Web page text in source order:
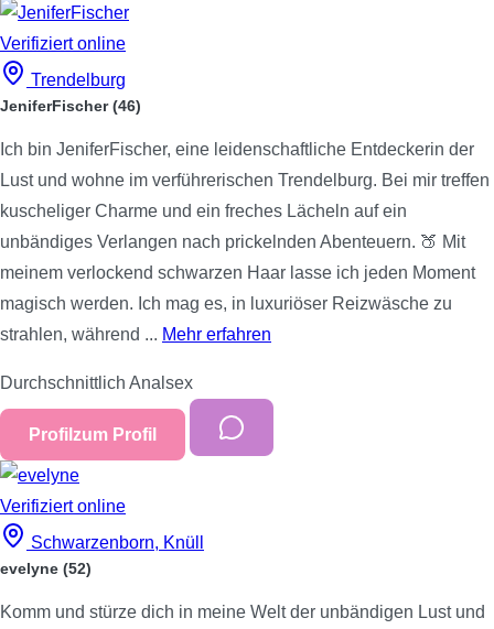
Verifiziertonline
Trendelburg
JeniferFischer (46)
Ich bin JeniferFischer, eine leidenschaftliche Entdeckerin der
Lust und wohne im verführerischen Trendelburg. Bei mir treffen
kuscheliger Charme und ein freches Lächeln auf ein
unbändiges Verlangen nach prickelnden Abenteuern. 🍑 Mit
meinem verlockend schwarzen Haar lasse ich jeden Moment
magisch werden. Ich mag es, in luxuriöser Reizwäsche zu
strahlen, während ... Mehr erfahren
Durchschnittlich Analsex
Profil zum Profil
Verifiziertonline
Schwarzenborn, Knüll
evelyne (52)
Komm und stürze dich in meine Welt der unbändigen Lust und